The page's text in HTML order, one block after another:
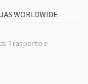
WORLDWIDE
Trasporto e